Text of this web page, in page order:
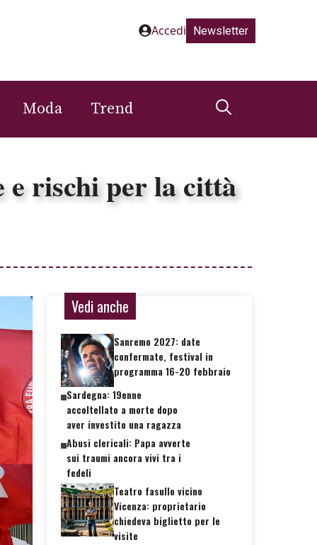
Accedi Newsletter
Moda Trend
e rischi per la città
Vedi anche
Sanremo 2027: date
confermate, festival in
programma 16-20 febbraio
Sardegna: 19enne
accoltellato a morte dopo
aver investito una ragazza
Abusi clericali: Papa avverte
sui traumi ancora vivi tra i
fedeli
Teatro fasullo vicino
Vicenza: proprietario
chiedeva biglietto per le
visite